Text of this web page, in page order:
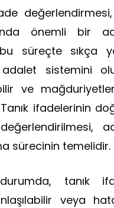
önemli bir
süreçte sıkça
sistemini
ve
ifadelerinin
sürecinin temelidir.
tanık
veya